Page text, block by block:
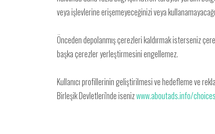
veya işlevlerine erişemeyeceğinizi veya
Önceden depolanmış çerezleri kaldırmak isterseniz
başka çerezler yerleştirmesini engellemez.
Kullanıcı profillerinin geliştirilmesi ve hedefleme ve
Birleşik Devletleri'nde isenizwww.aboutads.info/choices